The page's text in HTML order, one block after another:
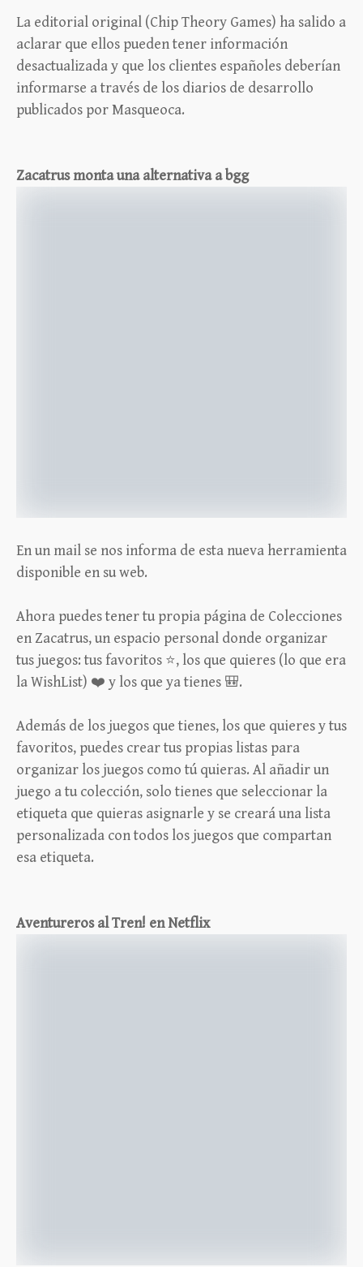
La editorial original (Chip Theory Games) ha salido a
aclarar que ellos pueden tener información
desactualizada y que los clientes españoles deberían
informarse a través de los diarios de desarrollo
publicados por Masqueoca.
Zacatrus monta una alternativa a bgg
En un mail se nos informa de esta nueva herramienta
disponible en su web.
Ahora puedes tener tu propia página de Colecciones
en Zacatrus, un espacio personal donde organizar
tus juegos: tus favoritos ⭐, los que quieres (lo que era
la WishList) ❤️ y los que ya tienes 🎒.
Además de los juegos que tienes, los que quieres y tus
favoritos, puedes crear tus propias listas para
organizar los juegos como tú quieras. Al añadir un
juego a tu colección, solo tienes que seleccionar la
etiqueta que quieras asignarle y se creará una lista
personalizada con todos los juegos que compartan
esa etiqueta.
Aventureros al Tren! en Netflix